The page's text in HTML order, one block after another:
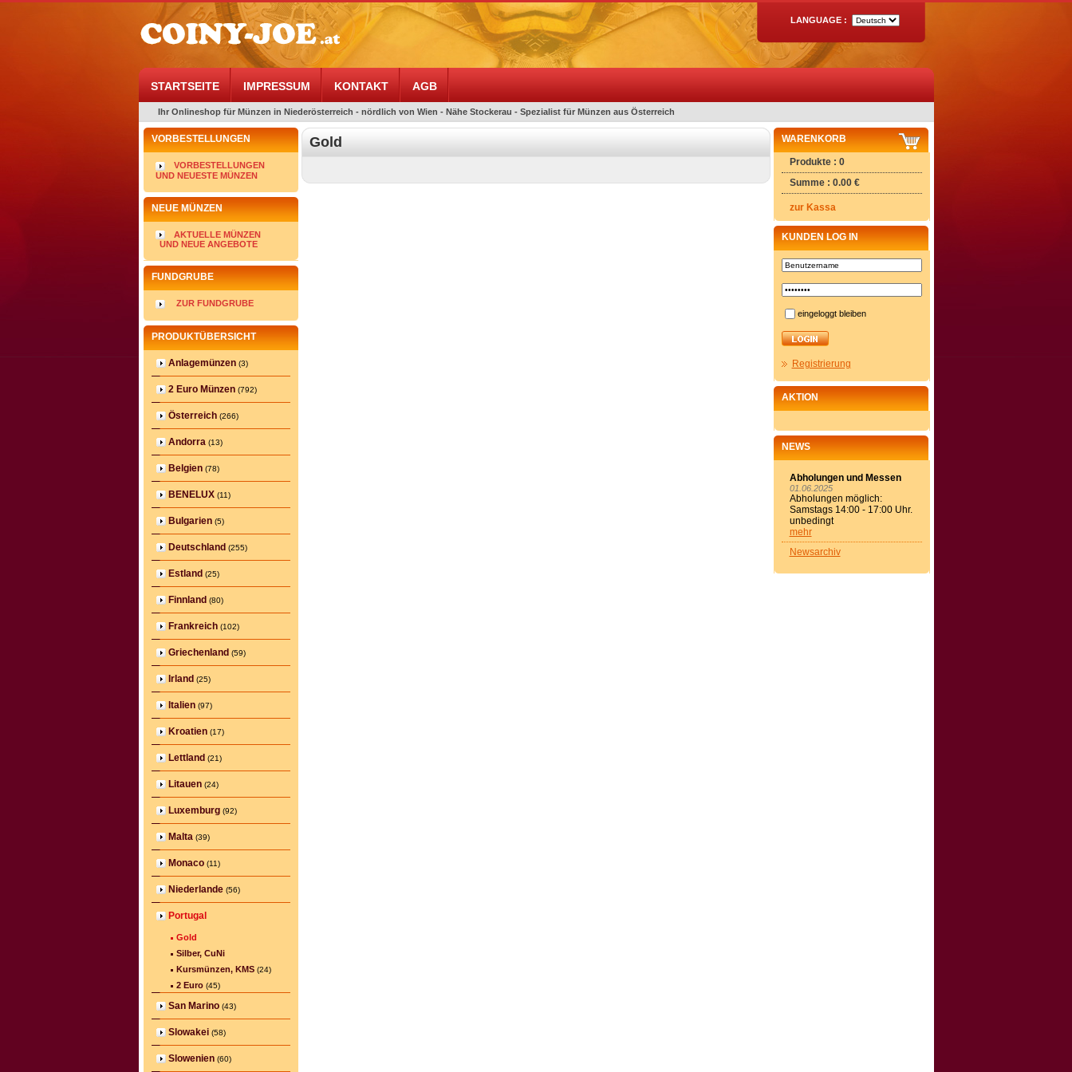
LANGUAGE :
STARTSEITE IMPRESSUM KONTAKT AGB
Ihr Onlineshop für Münzen in Niederösterreich - nördlich von Wien - Nähe Stockerau - Spezialist für Münzen aus Österreich
VORBESTELLUNGEN
VORBESTELLUNGEN
UND NEUESTE MÜNZEN
NEUE MÜNZEN
AKTUELLE MÜNZEN
UND NEUE ANGEBOTE
FUNDGRUBE
ZUR FUNDGRUBE
PRODUKTÜBERSICHT
Anlagemünzen (3)
2 Euro Münzen (792)
Österreich (266)
Andorra (13)
Belgien (78)
BENELUX (11)
Bulgarien (5)
Deutschland (255)
Estland (25)
Finnland (80)
Frankreich (102)
Griechenland (59)
Irland (25)
Italien (97)
Kroatien (17)
Lettland (21)
Litauen (24)
Luxemburg (92)
Malta (39)
Monaco (11)
Niederlande (56)
Portugal
Gold
Silber, CuNi
Kursmünzen, KMS (24)
2 Euro (45)
San Marino (43)
Slowakei (58)
Slowenien (60)
Gold WARENKORB
Produkte : 0
Summe : 0.00 €
zur Kassa
KUNDEN LOG IN
eingeloggt bleiben
Registrierung
AKTION
NEWS
Abholungen und Messen
01.06.2025
Abholungen möglich:
Samstags 14:00 - 17:00 Uhr.
unbedingt
mehr
Newsarchiv